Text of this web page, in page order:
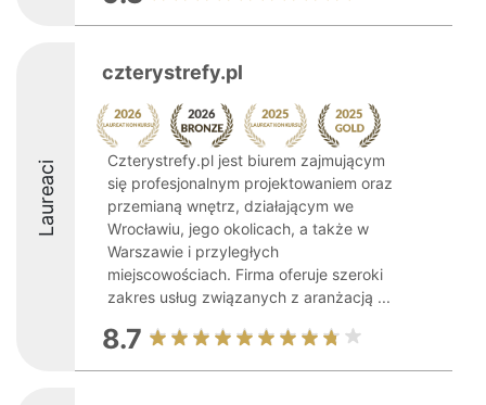
Laureaci
czterystrefy.pl
Czterystrefy.pl jest biurem zajmującym
się profesjonalnym projektowaniem oraz
przemianą wnętrz, działającym we
Wrocławiu, jego okolicach, a także w
Warszawie i przyległych
miejscowościach. Firma oferuje szeroki
zakres usług związanych z aranżacją ...
8.7